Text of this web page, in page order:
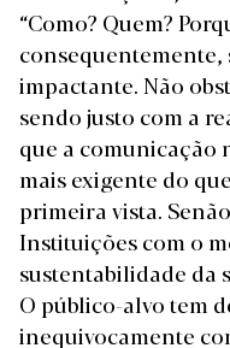
“Como? Quem?
impactante. Não
sendo justo com a
que a comunicação
mais exigente do
primeira vista.
Instituições com o
sustentabilidade da
O público-alvo tem
inequivocamente